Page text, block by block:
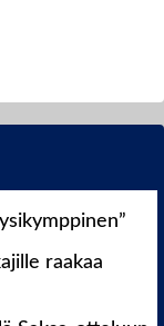
raakaa